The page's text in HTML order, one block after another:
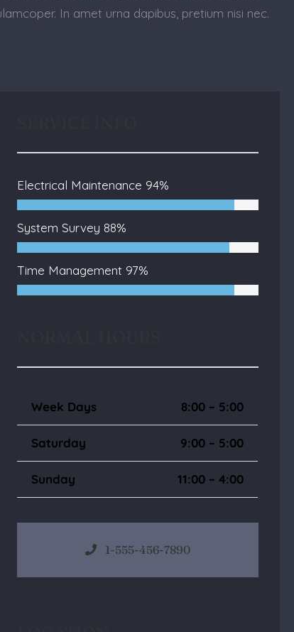
In amet urna dapibus, pretium nisi nec.
Electrical Maintenance 94%
System Survey 88%
Time Management 97%
Week Days 8:00 – 5:00
Saturday 9:00 – 5:00
Sunday 11:00 – 4:00
1-555-456-7890